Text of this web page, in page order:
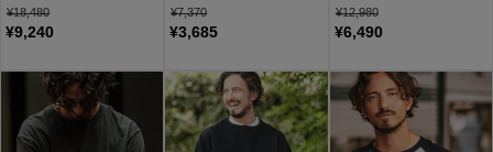
¥18,480
¥9,240
¥7,370
¥3,685
¥12,980
¥6,490